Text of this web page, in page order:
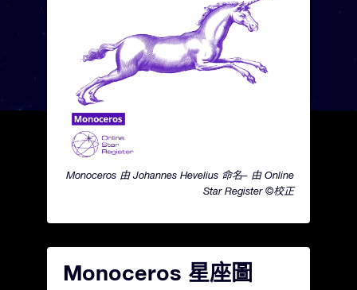
Monoceros 由 Johannes Hevelius 命名– 由 Online
Star Register ©校正
Monoceros 星座圖